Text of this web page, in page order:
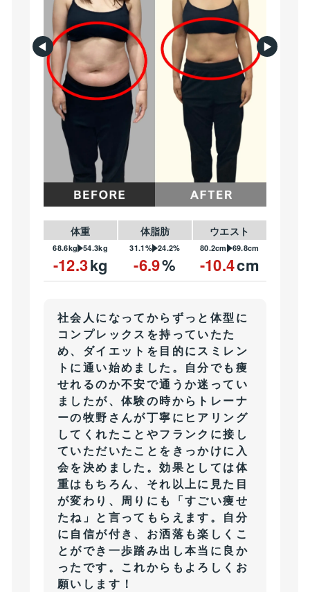
体重
68.6kg 54.3kg
-12.3kg
体脂肪
31.1% 24.2%
-6.9%
ウエスト
80.2cm 69.8cm
-10.4cm
社会人になってからずっと体型に
コンプレックスを持っていたた
め、ダイエットを目的にスミレン
トに通い始めました。自分でも痩
せれるのか不安で通うか迷ってい
ましたが、体験の時からトレーナ
ーの牧野さんが丁寧にヒアリング
してくれたことやフランクに接し
ていただいたことをきっかけに入
会を決めました。効果としては体
重はもちろん、それ以上に見た目
が変わり、周りにも「すごい痩せ
たね」と言ってもらえます。自分
に自信が付き、お洒落も楽しくこ
とができ一歩踏み出し本当に良か
ったです。これからもよろしくお
願いします！